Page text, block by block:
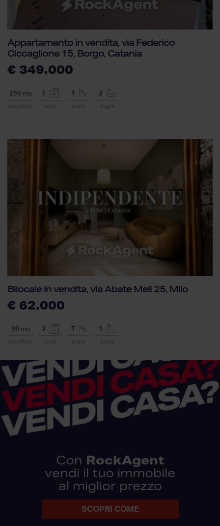
Appartamento in vendita, via Federico
Ciccaglione 15, Borgo, Catania
€ 349.000
259 mq
superficie
7
locali
1
piano
2
bagni
Bilocale in vendita, via Abate Meli 25, Milo
€ 62.000
99 mq
superficie
2
locali piano
1
bagni
Con RockAgent
vendi il tuo immobile
al miglior prezzo
SCOPRI COME